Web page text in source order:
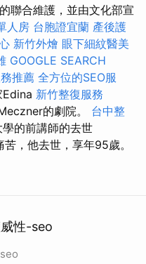
聯合維護，並由文化部宣
人房 台胞證宜蘭 產後護
新竹外燴 眼下細紋醫美
GOOGLE SEARCH
推薦 全方位的SEO服
Edina 新竹整復服務
的劇院。 台中整
的前講師的去世
，他去世，享年95歲。
性-seo